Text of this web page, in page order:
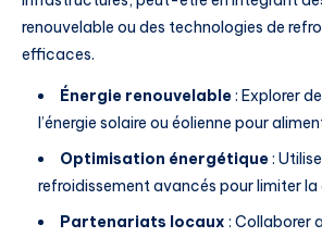
renouvelable ou des technologies de
efficaces.
Énergie renouvelable: Explorer
l’énergie solaire ou éolienne pour
Optimisation énergétique:
refroidissement avancés pour limiter
Partenariats locaux : Collaborer